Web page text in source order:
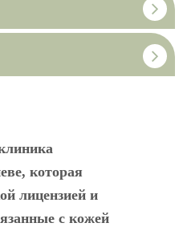
которая
лицензией и
с кожей